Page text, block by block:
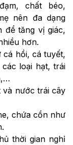
chất béo,
nên đa dạng
để tăng vị giác,
hơn.
cá hồi, cá tuyết,
loại hạt, trái
và nước trái cây
chứa cồn như
thời gian nghỉ